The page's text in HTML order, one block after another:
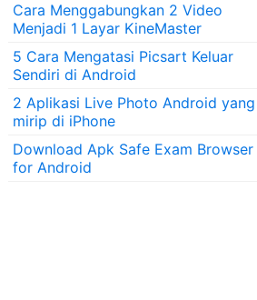
Cara Menggabungkan 2 Video
Menjadi 1 Layar KineMaster
5 Cara Mengatasi Picsart Keluar
Sendiri di Android
2 Aplikasi Live Photo Android yang
mirip di iPhone
Download Apk Safe Exam Browser
for Android